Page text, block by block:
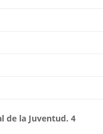
de la Juventud. 4